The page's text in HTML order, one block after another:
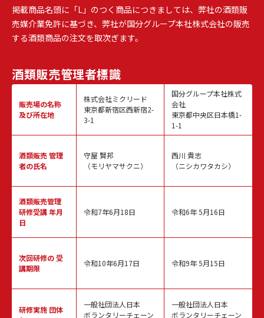
掲載商品名頭に「L」のつく商品につきましては、弊社の酒類販
売媒介業免許に基づき、弊社が国分グループ本社株式会社の販売
する酒類商品の注文を取次ぎます。
酒類販売管理者標識
販売場の名称
及び所在地
酒類販売管理
者の氏名
酒類販売管理
研修受講 年月
日
次回研修の受
講期限
研修実施 団体
株式会社ミクリード
東京都新宿区西新宿2-
3-1
守屋 賢邦
（モリヤマサクニ）
令和7年6月18日
令和10年6月17日
一般社団法人日本
ボランタリーチェーン
国分グループ本社株式
会社
東京都中央区日本橋1-
1-1
西川 貴志
（ニシカワタカシ）
令和6年 5月16日
令和9年 5月15日
一般社団法人日本
ボランタリーチェーン